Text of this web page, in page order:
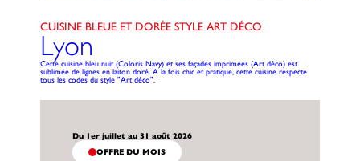
CUISINE BLEUE ET DORÉE STYLE ART DÉCO
Lyon
Cette cuisine bleu nuit (Coloris Navy) et ses façades imprimées (Art déco) est
sublimée de lignes en laiton doré. A la fois chic et pratique, cette cuisine respecte
tous les codes du style "Art déco".
Du 1er juillet au 31 août 2026
OFFRE DU MOIS